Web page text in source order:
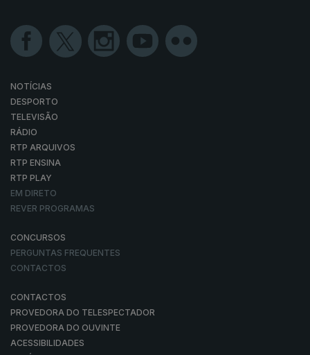
NOTÍCIAS
DESPORTO
TELEVISÃO
RÁDIO
RTP ARQUIVOS
RTP ENSINA
RTP PLAY
EM DIRETO
REVER PROGRAMAS
CONCURSOS
PERGUNTAS FREQUENTES
CONTACTOS
CONTACTOS
PROVEDORA DO TELESPECTADOR
PROVEDORA DO OUVINTE
ACESSIBILIDADES